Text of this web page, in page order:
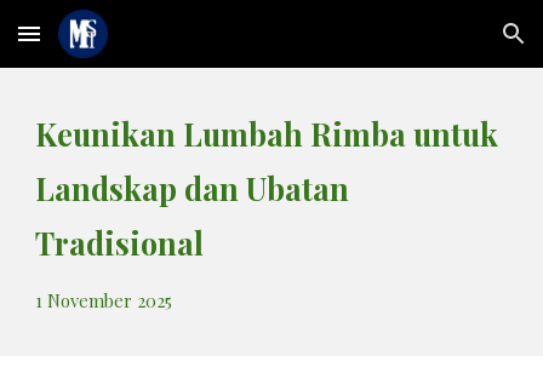
Skip to main content Skip to navigation
Keunikan Lumbah Rimba untuk
Landskap dan Ubatan
Tradisional
1 November 2025